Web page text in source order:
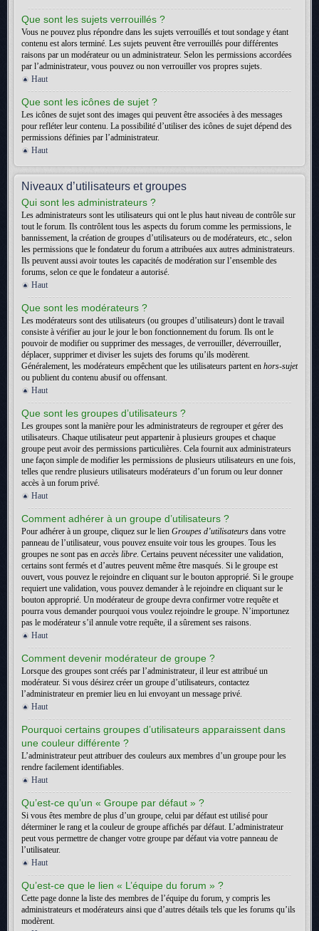
Que sont les sujets verrouillés ?
Vous ne pouvez plus répondre dans les sujets verrouillés et tout sondage y étant
contenu est alors terminé. Les sujets peuvent être verrouillés pour différentes
raisons par un modérateur ou un administrateur. Selon les permissions accordées
par l’administrateur, vous pouvez ou non verrouiller vos propres sujets.
Haut
Que sont les icônes de sujet ?
Les icônes de sujet sont des images qui peuvent être associées à des messages
pour refléter leur contenu. La possibilité d’utiliser des icônes de sujet dépend des
permissions définies par l’administrateur.
Haut
Niveaux d’utilisateurs et groupes
Qui sont les administrateurs ?
Les administrateurs sont les utilisateurs qui ont le plus haut niveau de contrôle sur
tout le forum. Ils contrôlent tous les aspects du forum comme les permissions, le
bannissement, la création de groupes d’utilisateurs ou de modérateurs, etc., selon
les permissions que le fondateur du forum a attribuées aux autres administrateurs.
Ils peuvent aussi avoir toutes les capacités de modération sur l’ensemble des
forums, selon ce que le fondateur a autorisé.
Haut
Que sont les modérateurs ?
Les modérateurs sont des utilisateurs (ou groupes d’utilisateurs) dont le travail
consiste à vérifier au jour le jour le bon fonctionnement du forum. Ils ont le
pouvoir de modifier ou supprimer des messages, de verrouiller, déverrouiller,
déplacer, supprimer et diviser les sujets des forums qu’ils modèrent.
Généralement, les modérateurs empêchent que les utilisateurs partent en hors-sujet
ou publient du contenu abusif ou offensant.
Haut
Que sont les groupes d’utilisateurs ?
Les groupes sont la manière pour les administrateurs de regrouper et gérer des
utilisateurs. Chaque utilisateur peut appartenir à plusieurs groupes et chaque
groupe peut avoir des permissions particulières. Cela fournit aux administrateurs
une façon simple de modifier les permissions de plusieurs utilisateurs en une fois,
telles que rendre plusieurs utilisateurs modérateurs d’un forum ou leur donner
accès à un forum privé.
Haut
Comment adhérer à un groupe d’utilisateurs ?
Pour adhérer à un groupe, cliquez sur le lien Groupes d’utilisateurs dans votre
panneau de l’utilisateur, vous pouvez ensuite voir tous les groupes. Tous les
groupes ne sont pas en accès libre. Certains peuvent nécessiter une validation,
certains sont fermés et d’autres peuvent même être masqués. Si le groupe est
ouvert, vous pouvez le rejoindre en cliquant sur le bouton approprié. Si le groupe
requiert une validation, vous pouvez demander à le rejoindre en cliquant sur le
bouton approprié. Un modérateur de groupe devra confirmer votre requête et
pourra vous demander pourquoi vous voulez rejoindre le groupe. N’importunez
pas le modérateur s’il annule votre requête, il a sûrement ses raisons.
Haut
Comment devenir modérateur de groupe ?
Lorsque des groupes sont créés par l’administrateur, il leur est attribué un
modérateur. Si vous désirez créer un groupe d’utilisateurs, contactez
l’administrateur en premier lieu en lui envoyant un message privé.
Haut
Pourquoi certains groupes d’utilisateurs apparaissent dans
une couleur différente ?
L’administrateur peut attribuer des couleurs aux membres d’un groupe pour les
rendre facilement identifiables.
Haut
Qu’est-ce qu’un « Groupe par défaut » ?
Si vous êtes membre de plus d’un groupe, celui par défaut est utilisé pour
déterminer le rang et la couleur de groupe affichés par défaut. L’administrateur
peut vous permettre de changer votre groupe par défaut via votre panneau de
l’utilisateur.
Haut
Qu’est-ce que le lien « L’équipe du forum » ?
Cette page donne la liste des membres de l’équipe du forum, y compris les
administrateurs et modérateurs ainsi que d’autres détails tels que les forums qu’ils
modèrent.